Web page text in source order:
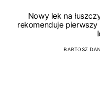
Nowy lek na
rekomenduje
BARTOSZ